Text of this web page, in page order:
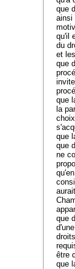
que
ainsi
qu'il
du
et
que
que
la
que
que
ne
que
être
que